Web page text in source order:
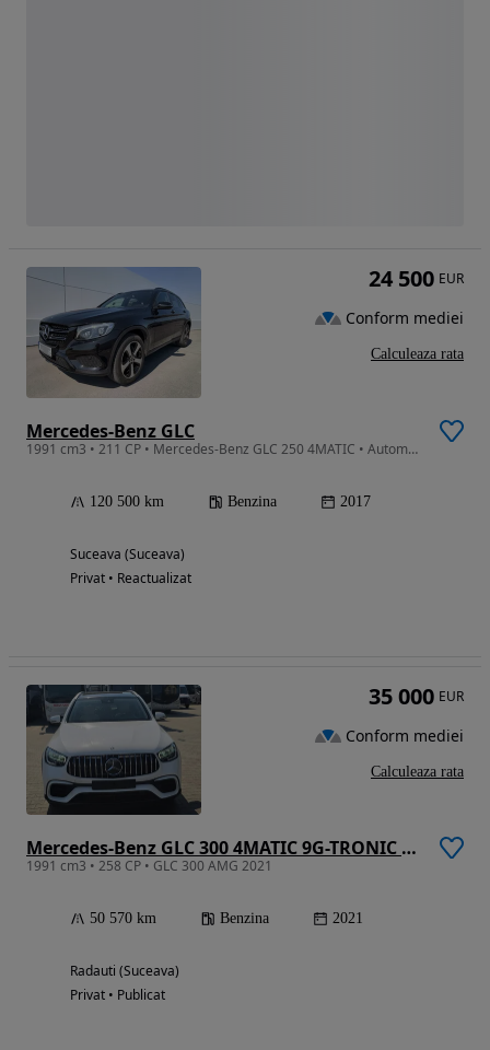
Mercedes-Benz GLC
1991 cm3 • 211 CP • Mercedes-Benz GLC 250 4MATIC • Automată • AIRMATIC • ILS • Air Balance
120 500 km Benzina 2017
Suceava (Suceava)
Privat • Reactualizat
24 500 EUR
Conform mediei
Calculeaza rata
Mercedes-Benz GLC 300 4MATIC 9G-TRONIC AMG Line Plus
1991 cm3 • 258 CP • GLC 300 AMG 2021
50 570 km Benzina 2021
Radauti (Suceava)
Privat • Publicat
35 000 EUR
Conform mediei
Calculeaza rata